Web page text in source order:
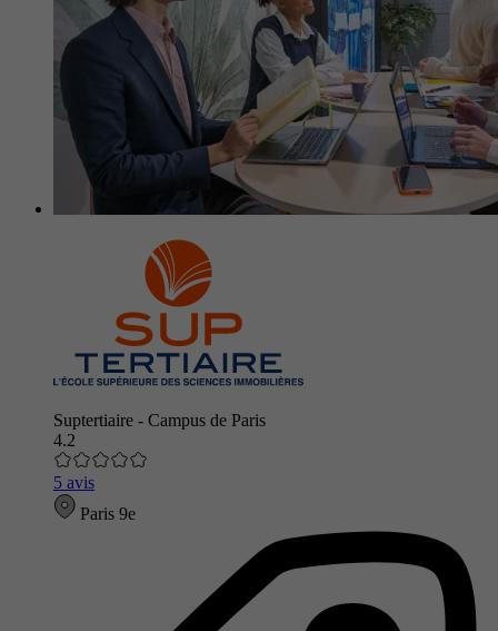
Suptertiaire - Campus de Paris
4.2
5 avis
Paris 9e